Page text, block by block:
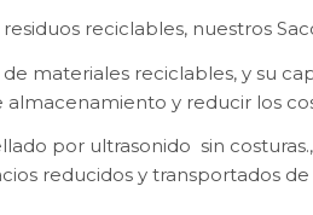
reciclables, nuestros
materiales reciclables, y su
y reducir los
por ultrasonido sin
reducidos y transportados